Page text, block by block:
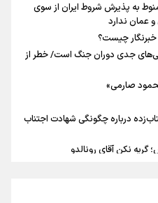
به پذیرش شروط ایران از سوی
و عمان ندارد
جدی دوران جنگ است/ خطر از
صارمی»
درباره چگونگی شهادت اجتناب